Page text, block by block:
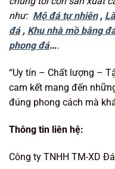
như: Mộ đá tự nhiên,
đá, Khu nhà mồ bằng
phong đá….
“Uy tín – Chất lượng –
cam kết mang đến
đúng phong cách mà
Thông tin liên hệ:
Công ty TNHH TM-XD